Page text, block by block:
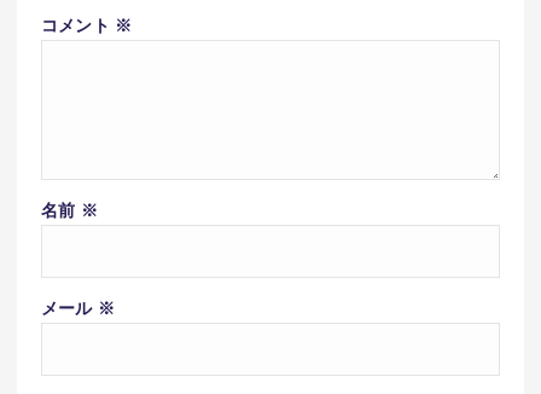
コメント ※
名前 ※
メール ※